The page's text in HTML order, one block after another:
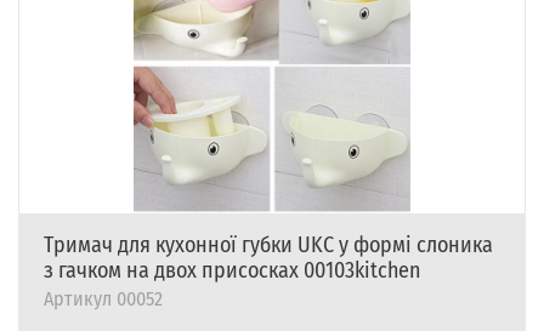
Тримач для кухонної губки UKC у формі слоника
з гачком на двох присосках 00103kitchen
Артикул 00052